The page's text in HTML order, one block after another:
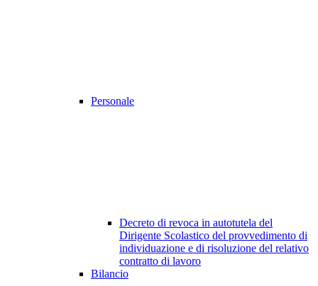
Personale
Decreto di revoca in autotutela del
Dirigente Scolastico del provvedimento di
individuazione e di risoluzione del relativo
contratto di lavoro
Bilancio